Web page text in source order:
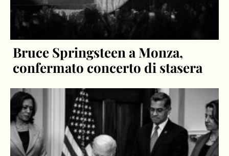
Bruce Springsteen a Monza,
confermato concerto di stasera